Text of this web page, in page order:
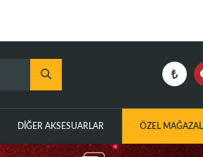
DIĞER AKSESUARLAR ÖZEL